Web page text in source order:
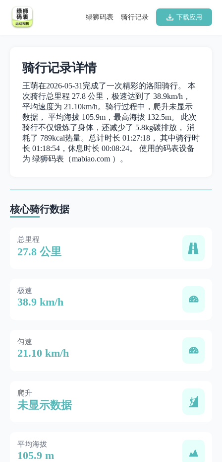
下载应用
骑行记录
绿狮码表
骑行记录详情
王萌在2026-05-31完成了一次精彩的洛阳骑行。 本
次骑行总里程 27.8 公里，极速达到了 38.9km/h，
平均速度为 21.10km/h。骑行过程中，爬升未显示
数据， 平均海拔 105.9m，最高海拔 132.5m。 此次
骑行不仅锻炼了身体，还减少了 5.8kg碳排放， 消
耗了 789kcal热量。总计时长 01:27:18， 其中骑行时
长 01:18:54，休息时长 00:08:24。 使用的码表设备
为 绿狮码表（mabiao.com ）。
核心骑行数据
总里程
27.8 公里
极速
38.9 km/h
匀速
21.10 km/h
爬升
未显示数据
平均海拔
105.9 m